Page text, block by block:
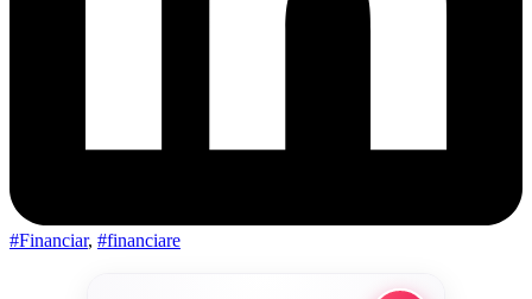
#Financiar, #financiare